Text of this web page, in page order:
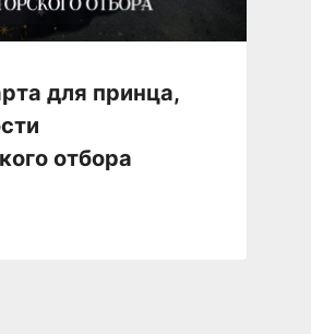
для принца,
отбора